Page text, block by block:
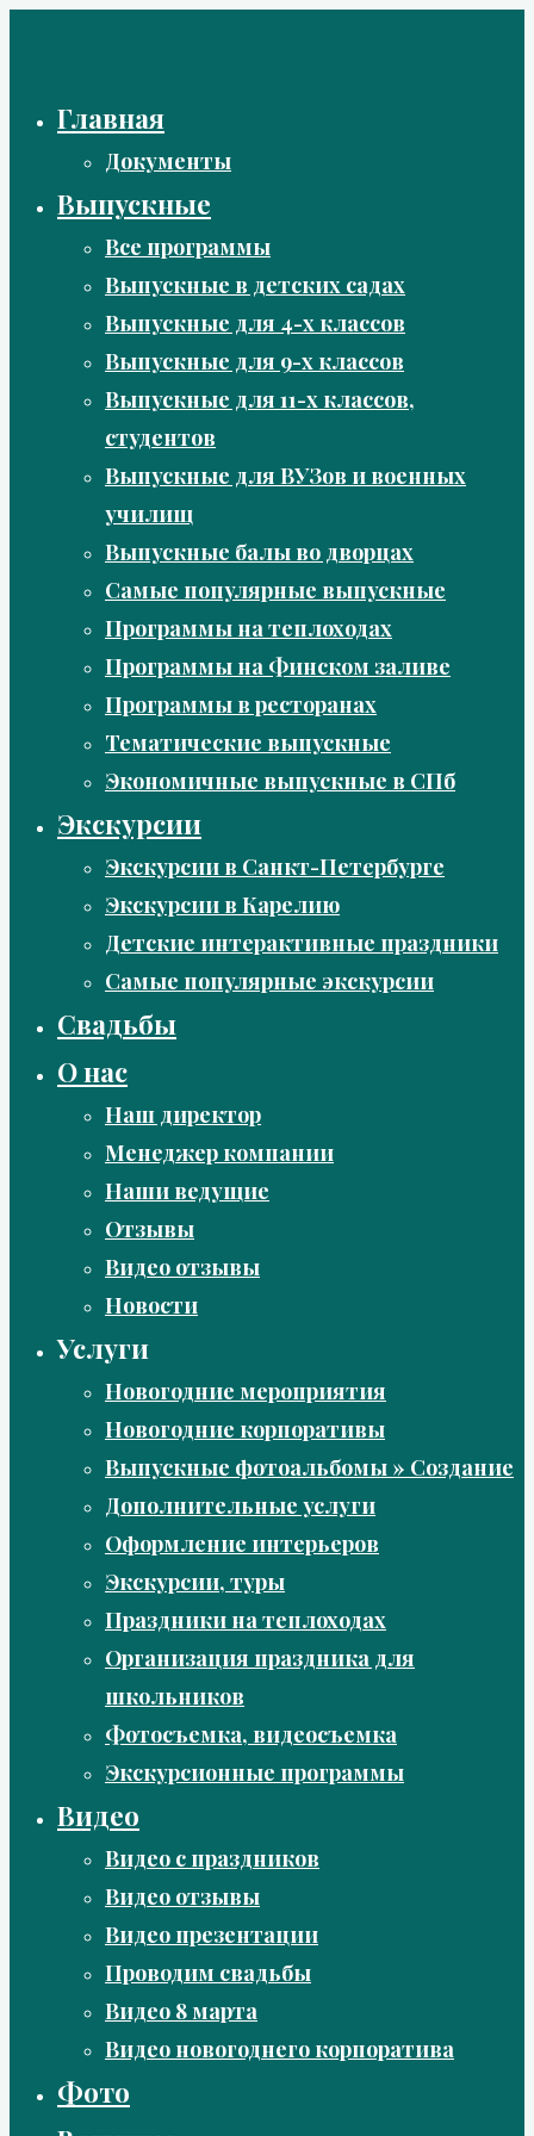
Главная
Документы
Выпускные
Все программы
Выпускные в детских садах
Выпускные для 4-х классов
Выпускные для 9-х классов
Выпускные для 11-х классов,
студентов
Выпускные для ВУЗов и военных
училищ
Выпускные балы во дворцах
Самые популярные выпускные
Программы на теплоходах
Программы на Финском заливе
Программы в ресторанах
Тематические выпускные
Экономичные выпускные в СПб
Экскурсии
Экскурсии в Санкт-Петербурге
Экскурсии в Карелию
Детские интерактивные праздники
Самые популярные экскурсии
Свадьбы
О нас
Наш директор
Менеджер компании
Наши ведущие
Отзывы
Видео отзывы
Новости
Услуги
Новогодние мероприятия
Новогодние корпоративы
Выпускные фотоальбомы » Создание
Дополнительные услуги
Оформление интерьеров
Экскурсии, туры
Праздники на теплоходах
Организация праздника для
школьников
Фотосъемка, видеосъемка
Экскурсионные программы
Видео
Видео с праздников
Видео отзывы
Видео презентации
Проводим свадьбы
Видео 8 марта
Видео новогоднего корпоратива
Фото